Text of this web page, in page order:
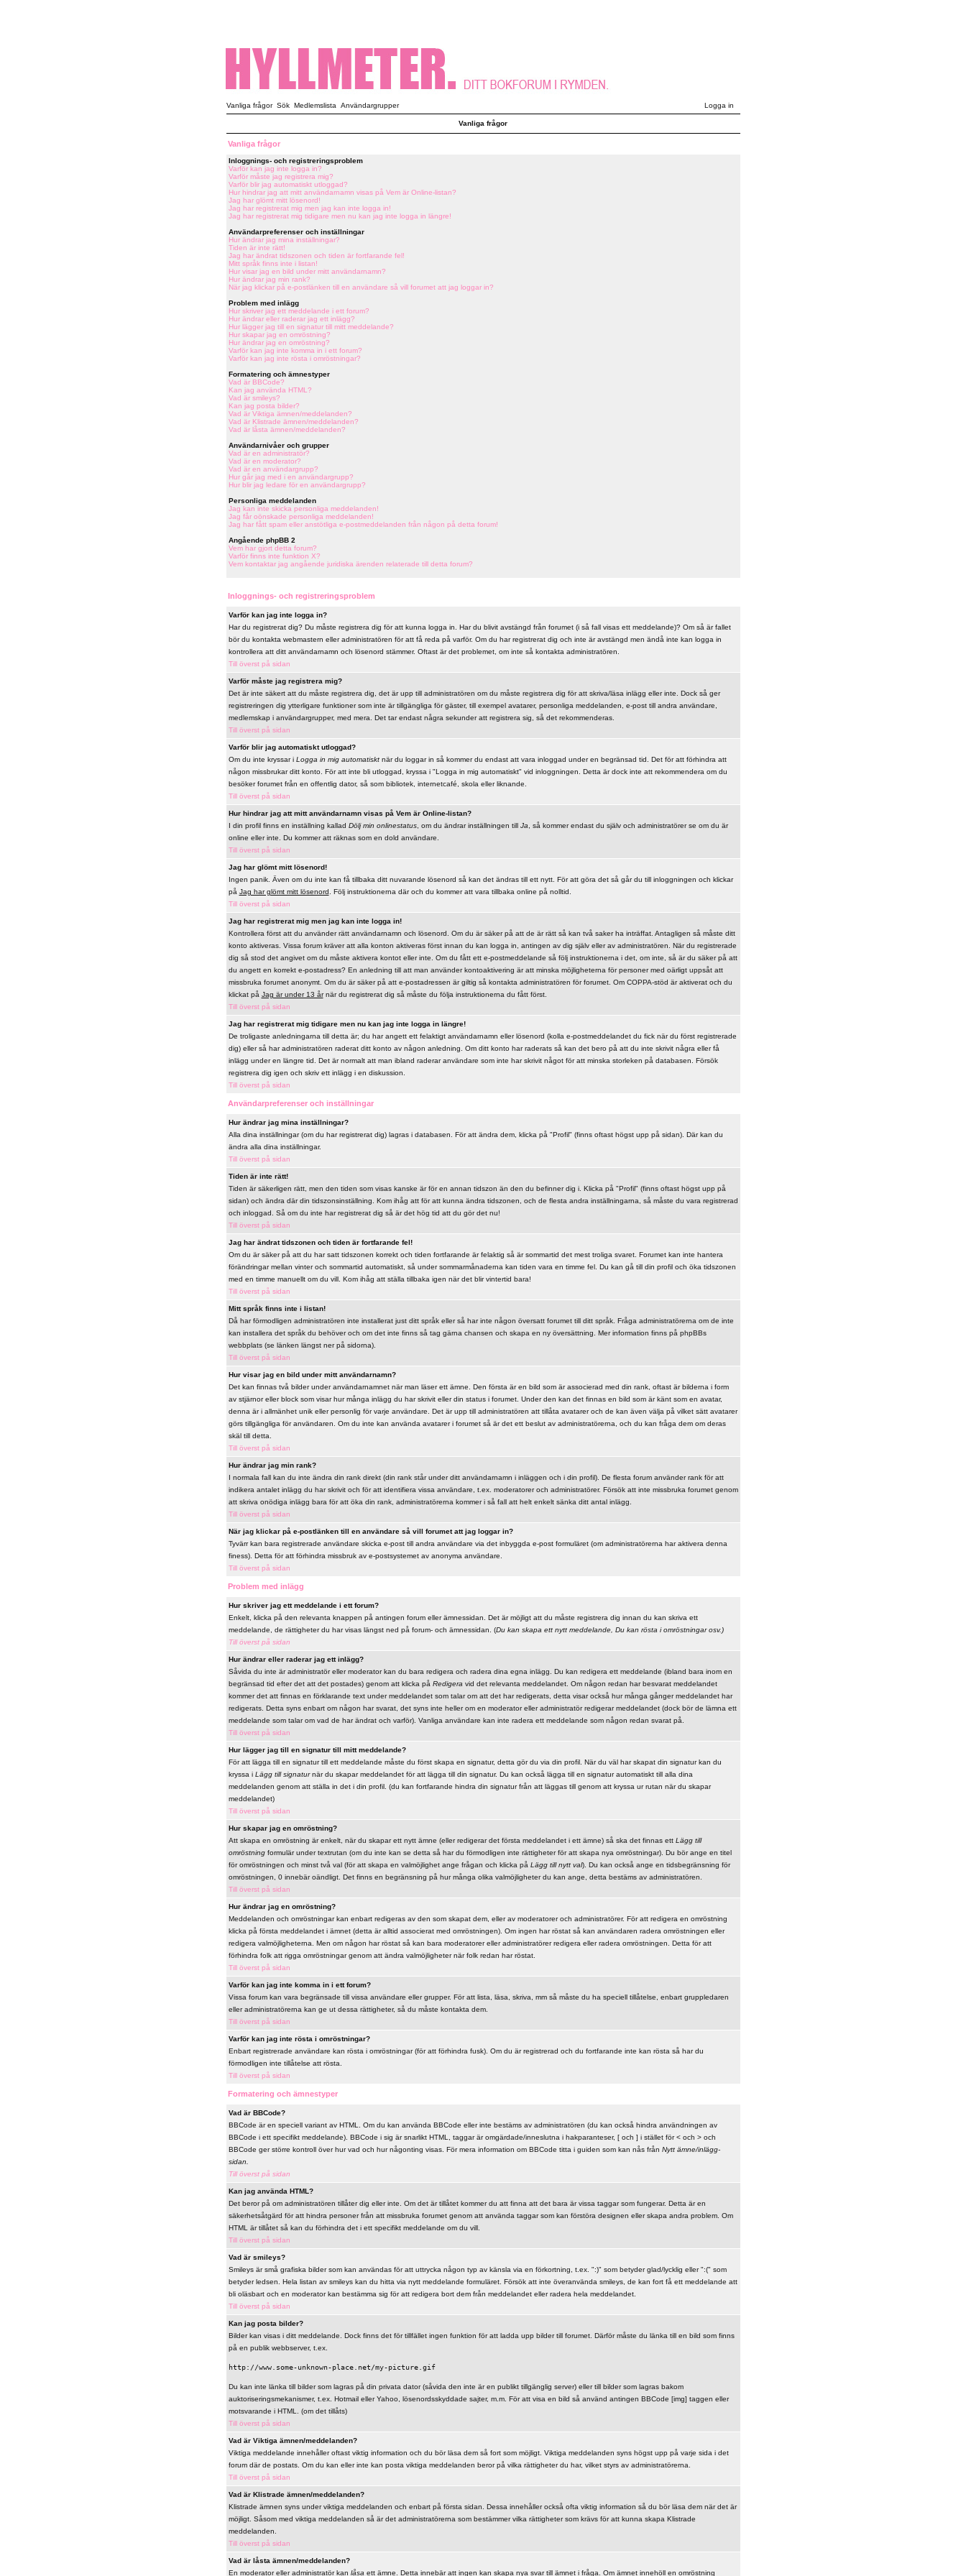
Vanliga frågor Sök Medlemslista Användargrupper Logga in
Vanliga frågor
Vanliga frågor
Inloggnings- och registreringsproblem
Varför kan jag inte logga in?
Varför måste jag registrera mig?
Varför blir jag automatiskt utloggad?
Hur hindrar jag att mitt användarnamn visas på Vem är Online-listan?
Jag har glömt mitt lösenord!
Jag har registrerat mig men jag kan inte logga in!
Jag har registrerat mig tidigare men nu kan jag inte logga in längre!
Användarpreferenser och inställningar
Hur ändrar jag mina inställningar?
Tiden är inte rätt!
Jag har ändrat tidszonen och tiden är fortfarande fel!
Mitt språk finns inte i listan!
Hur visar jag en bild under mitt användarnamn?
Hur ändrar jag min rank?
När jag klickar på e-postlänken till en användare så vill forumet att jag loggar in?
Problem med inlägg
Hur skriver jag ett meddelande i ett forum?
Hur ändrar eller raderar jag ett inlägg?
Hur lägger jag till en signatur till mitt meddelande?
Hur skapar jag en omröstning?
Hur ändrar jag en omröstning?
Varför kan jag inte komma in i ett forum?
Varför kan jag inte rösta i omröstningar?
Formatering och ämnestyper
Vad är BBCode?
Kan jag använda HTML?
Vad är smileys?
Kan jag posta bilder?
Vad är Viktiga ämnen/meddelanden?
Vad är Klistrade ämnen/meddelanden?
Vad är låsta ämnen/meddelanden?
Användarnivåer och grupper
Vad är en administratör?
Vad är en moderator?
Vad är en användargrupp?
Hur går jag med i en användargrupp?
Hur blir jag ledare för en användargrupp?
Personliga meddelanden
Jag kan inte skicka personliga meddelanden!
Jag får oönskade personliga meddelanden!
Jag har fått spam eller anstötliga e-postmeddelanden från någon på detta forum!
Angående phpBB 2
Vem har gjort detta forum?
Varför finns inte funktion X?
Vem kontaktar jag angående juridiska ärenden relaterade till detta forum?
Inloggnings- och registreringsproblem
Varför kan jag inte logga in?
Har du registrerat dig? Du måste registrera dig för att kunna logga in. Har du blivit avstängd från forumet (i så fall visas ett meddelande)? Om så är fallet
bör du kontakta webmastern eller administratören för att få reda på varför. Om du har registrerat dig och inte är avstängd men ändå inte kan logga in
kontrollera att ditt användarnamn och lösenord stämmer. Oftast är det problemet, om inte så kontakta administratören.
Till överst på sidan
Varför måste jag registrera mig?
Det är inte säkert att du måste registrera dig, det är upp till administratören om du måste registrera dig för att skriva/läsa inlägg eller inte. Dock så ger
registreringen dig ytterligare funktioner som inte är tillgängliga för gäster, till exempel avatarer, personliga meddelanden, e-post till andra användare,
medlemskap i användargrupper, med mera. Det tar endast några sekunder att registrera sig, så det rekommenderas.
Till överst på sidan
Varför blir jag automatiskt utloggad?
Om du inte kryssar i Logga in mig automatisktnär du loggar in så kommer du endast att vara inloggad under en begränsad tid. Det för att förhindra att
någon missbrukar ditt konto. För att inte bli utloggad, kryssa i "Logga in mig automatiskt" vid inloggningen. Detta är dock inte att rekommendera om du
besöker forumet från en offentlig dator, så som bibliotek, internetcafé, skola eller liknande.
Till överst på sidan
Hur hindrar jag att mitt användarnamn visas på Vem är Online-listan?
I din profil finns en inställning kallad Dölj min onlinestatus, om du ändrar inställningen till Ja , så kommer endast du själv och administratörer se om du är
online eller inte. Du kommer att räknas som en dold användare.
Till överst på sidan
Jag har glömt mitt lösenord!
Ingen panik. Även om du inte kan få tillbaka ditt nuvarande lösenord så kan det ändras till ett nytt. För att göra det så går du till inloggningen och klickar
på Jag har glömt mitt lösenord . Följ instruktionerna där och du kommer att vara tillbaka online på nolltid.
Till överst på sidan
Jag har registrerat mig men jag kan inte logga in!
Kontrollera först att du använder rätt användarnamn och lösenord. Om du är säker på att de är rätt så kan två saker ha inträffat. Antagligen så måste ditt
konto aktiveras. Vissa forum kräver att alla konton aktiveras först innan du kan logga in, antingen av dig själv eller av administratören. När du registrerade
dig så stod det angivet om du måste aktivera kontot eller inte. Om du fått ett e-postmeddelande så följ instruktionerna i det, om inte, så är du säker på att
du angett en korrekt e-postadress? En anledning till att man använder kontoaktivering är att minska möjligheterna för personer med oärligt uppsåt att
missbruka forumet anonymt. Om du är säker på att e-postadressen är giltig så kontakta administratören för forumet. Om COPPA-stöd är aktiverat och du
klickat på Jag är under 13 årnär du registrerat dig så måste du följa instruktionerna du fått först.
Till överst på sidan
Jag har registrerat mig tidigare men nu kan jag inte logga in längre!
De troligaste anledningarna till detta är; du har angett ett felaktigt användarnamn eller lösenord (kolla e-postmeddelandet du fick när du först registrerade
dig) eller så har administratören raderat ditt konto av någon anledning. Om ditt konto har raderats så kan det bero på att du inte skrivit några eller få
inlägg under en längre tid. Det är normalt att man ibland raderar användare som inte har skrivit något för att minska storleken på databasen. Försök
registrera dig igen och skriv ett inlägg i en diskussion.
Till överst på sidan
Användarpreferenser och inställningar
Hur ändrar jag mina inställningar?
Alla dina inställningar (om du har registrerat dig) lagras i databasen. För att ändra dem, klicka på "Profil" (finns oftast högst upp på sidan). Där kan du
ändra alla dina inställningar.
Till överst på sidan
Tiden är inte rätt!
Tiden är säkerligen rätt, men den tiden som visas kanske är för en annan tidszon än den du befinner dig i. Klicka på "Profil" (finns oftast högst upp på
sidan) och ändra där din tidszonsinställning. Kom ihåg att för att kunna ändra tidszonen, och de flesta andra inställningarna, så måste du vara registrerad
och inloggad. Så om du inte har registrerat dig så är det hög tid att du gör det nu!
Till överst på sidan
Jag har ändrat tidszonen och tiden är fortfarande fel!
Om du är säker på att du har satt tidszonen korrekt och tiden fortfarande är felaktig så är sommartid det mest troliga svaret. Forumet kan inte hantera
förändringar mellan vinter och sommartid automatiskt, så under sommarmånaderna kan tiden vara en timme fel. Du kan gå till din profil och öka tidszonen
med en timme manuellt om du vill. Kom ihåg att ställa tillbaka igen när det blir vintertid bara!
Till överst på sidan
Mitt språk finns inte i listan!
Då har förmodligen administratören inte installerat just ditt språk eller så har inte någon översatt forumet till ditt språk. Fråga administratörerna om de inte
kan installera det språk du behöver och om det inte finns så tag gärna chansen och skapa en ny översättning. Mer information finns på phpBBs
webbplats (se länken längst ner på sidorna).
Till överst på sidan
Hur visar jag en bild under mitt användarnamn?
Det kan finnas två bilder under användarnamnet när man läser ett ämne. Den första är en bild som är associerad med din rank, oftast är bilderna i form
av stjärnor eller block som visar hur många inlägg du har skrivit eller din status i forumet. Under den kan det finnas en bild som är känt som en avatar,
denna är i allmänhet unik eller personlig för varje användare. Det är upp till administratören att tillåta avatarer och de kan även välja på vilket sätt avatarer
görs tillgängliga för användaren. Om du inte kan använda avatarer i forumet så är det ett beslut av administratörerna, och du kan fråga dem om deras
skäl till detta.
Till överst på sidan
Hur ändrar jag min rank?
I normala fall kan du inte ändra din rank direkt (din rank står under ditt användarnamn i inläggen och i din profil). De flesta forum använder rank för att
indikera antalet inlägg du har skrivit och för att identifiera vissa användare, t.ex. moderatorer och administratörer. Försök att inte missbruka forumet genom
att skriva onödiga inlägg bara för att öka din rank, administratörerna kommer i så fall att helt enkelt sänka ditt antal inlägg.
Till överst på sidan
När jag klickar på e-postlänken till en användare så vill forumet att jag loggar in?
Tyvärr kan bara registrerade användare skicka e-post till andra användare via det inbyggda e-post formuläret (om administratörerna har aktivera denna
finess). Detta för att förhindra missbruk av e-postsystemet av anonyma användare.
Till överst på sidan
Problem med inlägg
Hur skriver jag ett meddelande i ett forum?
Enkelt, klicka på den relevanta knappen på antingen forum eller ämnessidan. Det är möjligt att du måste registrera dig innan du kan skriva ett
meddelande, de rättigheter du har visas längst ned på forum- och ämnessidan. (Du kan skapa ett nytt meddelande, Du kan rösta i omröstningarosv.)
Till överst på sidan
Hur ändrar eller raderar jag ett inlägg?
Såvida du inte är administratör eller moderator kan du bara redigera och radera dina egna inlägg. Du kan redigera ett meddelande (ibland bara inom en
begränsad tid efter det att det postades) genom att klicka på Redigera vid det relevanta meddelandet. Om någon redan har besvarat meddelandet
kommer det att finnas en förklarande text under meddelandet som talar om att det har redigerats, detta visar också hur många gånger meddelandet har
redigerats. Detta syns enbart om någon har svarat, det syns inte heller om en moderator eller administratör redigerar meddelandet (dock bör de lämna ett
meddelande som talar om vad de har ändrat och varför). Vanliga användare kan inte radera ett meddelande som någon redan svarat på.
Till överst på sidan
Hur lägger jag till en signatur till mitt meddelande?
För att lägga till en signatur till ett meddelande måste du först skapa en signatur, detta gör du via din profil. När du väl har skapat din signatur kan du
kryssa i Lägg till signaturnär du skapar meddelandet för att lägga till din signatur. Du kan också lägga till en signatur automatiskt till alla dina
meddelanden genom att ställa in det i din profil. (du kan fortfarande hindra din signatur från att läggas till genom att kryssa ur rutan när du skapar
meddelandet)
Till överst på sidan
Hur skapar jag en omröstning?
Att skapa en omröstning är enkelt, när du skapar ett nytt ämne (eller redigerar det första meddelandet i ett ämne) så ska det finnas ett Lägg till
omröstningformulär under textrutan (om du inte kan se detta så har du förmodligen inte rättigheter för att skapa nya omröstningar). Du bör ange en titel
för omröstningen och minst två val (för att skapa en valmöjlighet ange frågan och klicka på Lägg till nytt val). Du kan också ange en tidsbegränsning för
omröstningen, 0 innebär oändligt. Det finns en begränsning på hur många olika valmöjligheter du kan ange, detta bestäms av administratören.
Till överst på sidan
Hur ändrar jag en omröstning?
Meddelanden och omröstningar kan enbart redigeras av den som skapat dem, eller av moderatorer och administratörer. För att redigera en omröstning
klicka på första meddelandet i ämnet (detta är alltid associerat med omröstningen). Om ingen har röstat så kan användaren radera omröstningen eller
redigera valmöjligheterna. Men om någon har röstat så kan bara moderatorer eller administratörer redigera eller radera omröstningen. Detta för att
förhindra folk att rigga omröstningar genom att ändra valmöjligheter när folk redan har röstat.
Till överst på sidan
Varför kan jag inte komma in i ett forum?
Vissa forum kan vara begränsade till vissa användare eller grupper. För att lista, läsa, skriva, mm så måste du ha speciell tillåtelse, enbart gruppledaren
eller administratörerna kan ge ut dessa rättigheter, så du måste kontakta dem.
Till överst på sidan
Varför kan jag inte rösta i omröstningar?
Enbart registrerade användare kan rösta i omröstningar (för att förhindra fusk). Om du är registrerad och du fortfarande inte kan rösta så har du
förmodligen inte tillåtelse att rösta.
Till överst på sidan
Formatering och ämnestyper
Vad är BBCode?
BBCode är en speciell variant av HTML. Om du kan använda BBCode eller inte bestäms av administratören (du kan också hindra användningen av
BBCode i ett specifikt meddelande). BBCode i sig är snarlikt HTML, taggar är omgärdade/inneslutna i hakparanteser, [ och ] i stället för < och > och
BBCode ger större kontroll över hur vad och hur någonting visas. För mera information om BBCode titta i guiden som kan nås från Nytt ämne/inlägg-
sidan.
Till överst på sidan
Kan jag använda HTML?
Det beror på om administratören tillåter dig eller inte. Om det är tillåtet kommer du att finna att det bara är vissa taggar som fungerar. Detta är en
säkerhetsåtgärd för att hindra personer från att missbruka forumet genom att använda taggar som kan förstöra designen eller skapa andra problem. Om
HTML är tillåtet så kan du förhindra det i ett specifikt meddelande om du vill.
Till överst på sidan
Vad är smileys?
Smileys är små grafiska bilder som kan användas för att uttrycka någon typ av känsla via en förkortning, t.ex. ":)" som betyder glad/lycklig eller ":(" som
betyder ledsen. Hela listan av smileys kan du hitta via nytt meddelande formuläret. Försök att inte överanvända smileys, de kan fort få ett meddelande att
bli oläsbart och en moderator kan bestämma sig för att redigera bort dem från meddelandet eller radera hela meddelandet.
Till överst på sidan
Kan jag posta bilder?
Bilder kan visas i ditt meddelande. Dock finns det för tillfället ingen funktion för att ladda upp bilder till forumet. Därför måste du länka till en bild som finns
på en publik webbserver, t.ex.
http://www.some-unknown-place.net/my-picture.gif
Du kan inte länka till bilder som lagras på din privata dator (såvida den inte är en publikt tillgänglig server) eller till bilder som lagras bakom
auktoriseringsmekanismer, t.ex. Hotmail eller Yahoo, lösenordsskyddade sajter, m.m. För att visa en bild så använd antingen BBCode [img] taggen eller
motsvarande i HTML. (om det tillåts)
Till överst på sidan
Vad är Viktiga ämnen/meddelanden?
Viktiga meddelande innehåller oftast viktig information och du bör läsa dem så fort som möjligt. Viktiga meddelanden syns högst upp på varje sida i det
forum där de postats. Om du kan eller inte kan posta viktiga meddelanden beror på vilka rättigheter du har, vilket styrs av administratörerna.
Till överst på sidan
Vad är Klistrade ämnen/meddelanden?
Klistrade ämnen syns under viktiga meddelanden och enbart på första sidan. Dessa innehåller också ofta viktig information så du bör läsa dem när det är
möjligt. Såsom med viktiga meddelanden så är det administratörerna som bestämmer vilka rättigheter som krävs för att kunna skapa Klistrade
meddelanden.
Till överst på sidan
Vad är låsta ämnen/meddelanden?
En moderator eller administratör kan låsa ett ämne. Detta innebär att ingen kan skapa nya svar till ämnet i fråga. Om ämnet innehöll en omröstning